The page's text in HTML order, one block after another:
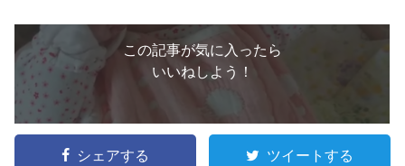
この記事が気に入ったら
いいねしよう！
シェアする ツイートする